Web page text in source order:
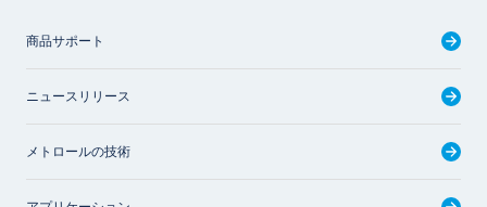
商品サポート
ニュースリリース
メトロールの技術